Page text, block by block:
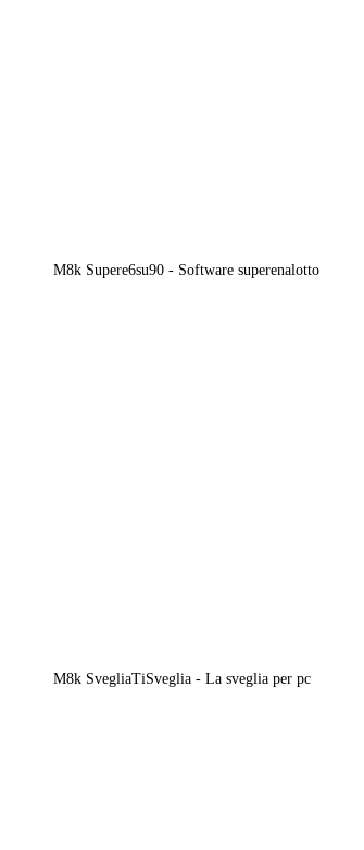
M8k Supere6su90 - Software superenalotto
M8k SvegliaTiSveglia - La sveglia per pc